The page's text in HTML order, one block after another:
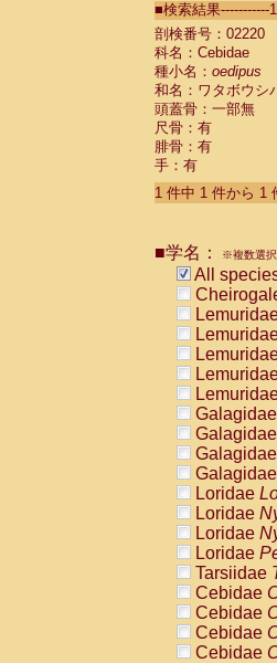
Cebidae
Cebidae
Cebidae
Cebidae
Cebidae
Cebidae
Cebidae
Cebidae
Cebidae
Cebidae
Cebidae
Cebidae
Cebidae
Cebidae
Atelidae
Atelidae
Atelidae
Atelidae
Atelidae
Atelidae
Atelidae
Atelidae
Atelidae
Atelidae
■検索結果-----------
剖検番号：02220
科名：Cebidae
種小名： oedipus
和名：ワタボウシ
頭蓋骨：一部無
尺骨：有
腓骨：有
手：有
1 件中 1 件から 1
■学名： ※複数選
All
Galagidae
Galagidae
Galagidae
Galagidae
Loridae
Loridae
Loridae
Loridae
Tarsiidae
Cebidae
Cebidae
Cebidae
Cebidae